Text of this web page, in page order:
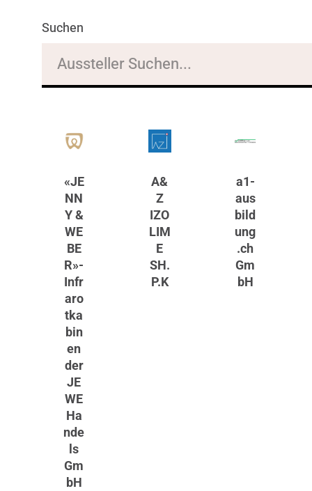
Suchen
«JE
NN
Y &
WE
BE
R»-
Infr
aro
tka
bin
en
der
JE
WE
Ha
nde
ls
Gm
bH
A&
Z
IZO
LIM
E
SH.
P.K
a1-
aus
bild
ung
.ch
Gm
bH